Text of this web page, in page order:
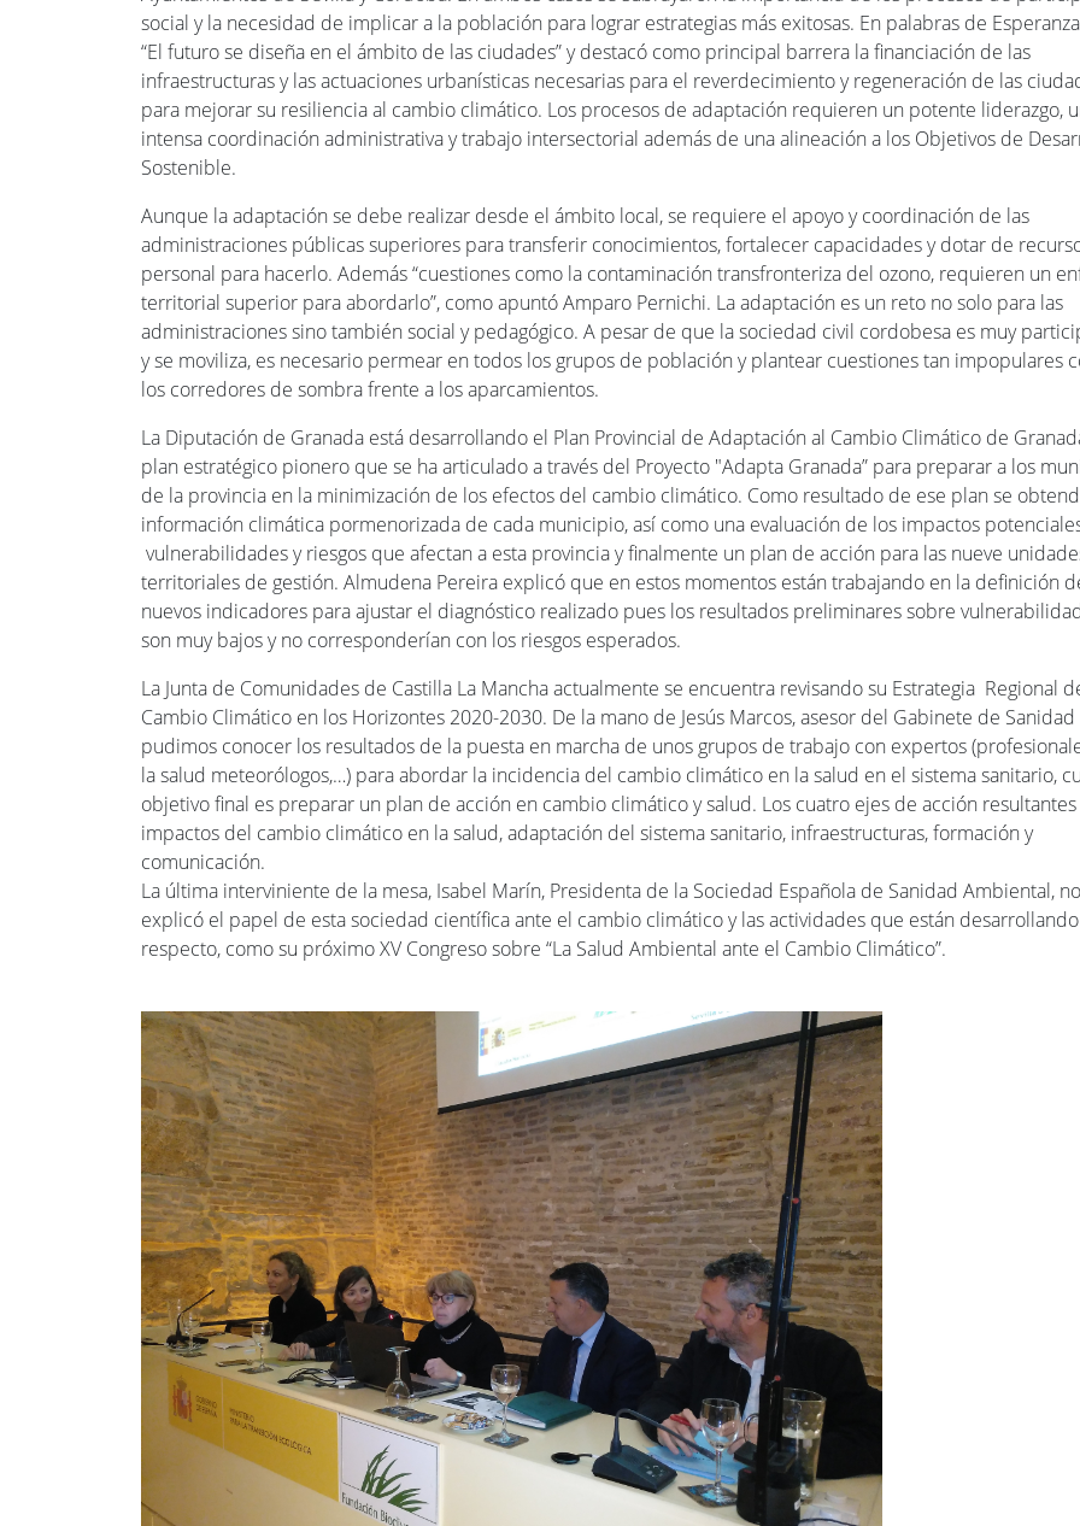
social y la necesidad de implicar a la población para lograr estrategias más exitosas. En palabras de
“El futuro se diseña en el ámbito de las ciudades” y destacó como principal barrera la financiación de las
infraestructuras y las actuaciones urbanísticas necesarias para el reverdecimiento y regeneración de las
para mejorar su resiliencia al cambio climático. Los procesos de adaptación requieren un potente liderazgo,
intensa coordinación administrativa y trabajo intersectorial además de una alineación a los Objetivos de
Sostenible.
Aunque la adaptación se debe realizar desde el ámbito local, se requiere el apoyo y coordinación de las
administraciones públicas superiores para transferir conocimientos, fortalecer capacidades y dotar de
personal para hacerlo. Además “cuestiones como la contaminación transfronteriza del ozono, requieren un
territorial superior para abordarlo”, como apuntó Amparo Pernichi. La adaptación es un reto no solo para las
administraciones sino también social y pedagógico. A pesar de que la sociedad civil cordobesa es muy
y se moviliza, es necesario permear en todos los grupos de población y plantear cuestiones tan impopulares
los corredores de sombra frente a los aparcamientos.
La Diputación de Granada está desarrollando el Plan Provincial de Adaptación al Cambio Climático de
plan estratégico pionero que se ha articulado a través del Proyecto "Adapta Granada” para preparar a los
de la provincia en la minimización de los efectos del cambio climático. Como resultado de ese plan se
información climática pormenorizada de cada municipio, así como una evaluación de los impactos
vulnerabilidades y riesgos que afectan a esta provincia y finalmente un plan de acción para las nueve
territoriales de gestión. Almudena Pereira explicó que en estos momentos están trabajando en la definición
nuevos indicadores para ajustar el diagnóstico realizado pues los resultados preliminares sobre
son muy bajos y no corresponderían con los riesgos esperados.
La Junta de Comunidades de Castilla La Mancha actualmente se encuentra revisando su Estrategia Regional
Cambio Climático en los Horizontes 2020-2030. De la mano de Jesús Marcos, asesor del Gabinete de Sanidad
pudimos conocer los resultados de la puesta en marcha de unos grupos de trabajo con expertos
la salud meteorólogos,…) para abordar la incidencia del cambio climático en la salud en el sistema sanitario,
objetivo final es preparar un plan de acción en cambio climático y salud. Los cuatro ejes de acción resultantes
impactos del cambio climático en la salud, adaptación del sistema sanitario, infraestructuras, formación y
comunicación.
La última interviniente de la mesa, Isabel Marín, Presidenta de la Sociedad Española de Sanidad Ambiental,
explicó el papel de esta sociedad científica ante el cambio climático y las actividades que están
respecto, como su próximo XV Congreso sobre “La Salud Ambiental ante el Cambio Climático”.